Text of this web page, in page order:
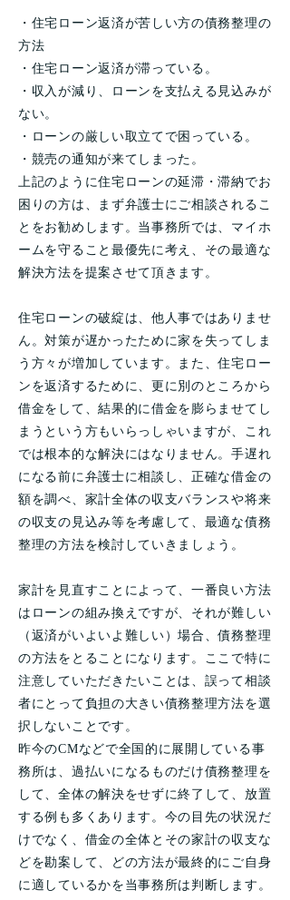
・住宅ローン返済が苦しい方の債務整理の
方法
・住宅ローン返済が滞っている。
・収入が減り、ローンを支払える見込みが
ない。
・ローンの厳しい取立てで困っている。
・競売の通知が来てしまった。
上記のように住宅ローンの延滞・滞納でお
困りの方は、まず弁護士にご相談されるこ
とをお勧めします。当事務所では、マイホ
ームを守ること最優先に考え、その最適な
解決方法を提案させて頂きます。
住宅ローンの破綻は、他人事ではありませ
ん。対策が遅かったために家を失ってしま
う方々が増加しています。また、住宅ロー
ンを返済するために、更に別のところから
借金をして、結果的に借金を膨らませてし
まうという方もいらっしゃいますが、これ
では根本的な解決にはなりません。手遅れ
になる前に弁護士に相談し、正確な借金の
額を調べ、家計全体の収支バランスや将来
の収支の見込み等を考慮して、最適な債務
整理の方法を検討していきましょう。
家計を見直すことによって、一番良い方法
はローンの組み換えですが、それが難しい
（返済がいよいよ難しい）場合、債務整理
の方法をとることになります。ここで特に
注意していただきたいことは、誤って相談
者にとって負担の大きい債務整理方法を選
択しないことです。
昨今のCMなどで全国的に展開している事
務所は、過払いになるものだけ債務整理を
して、全体の解決をせずに終了して、放置
する例も多くあります。今の目先の状況だ
けでなく、借金の全体とその家計の収支な
どを勘案して、どの方法が最終的にご自身
に適しているかを当事務所は判断します。